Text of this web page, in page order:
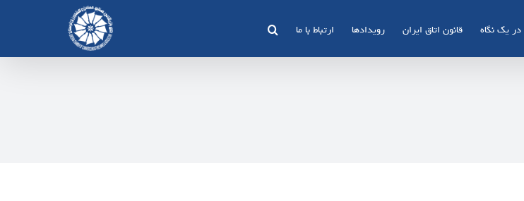
یک نگاه قانون اتاق ایران رویدادها ارتباط با ما